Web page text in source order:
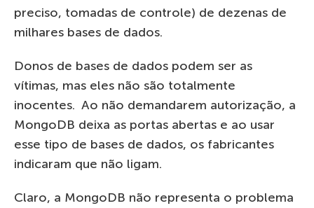
preciso, tomadas de controle) de dezenas de
milhares bases de dados.
Donos de bases de dados podem ser as
vítimas, mas eles não são totalmente
inocentes. Ao não demandarem autorização, a
MongoDB deixa as portas abertas e ao usar
esse tipo de bases de dados, os fabricantes
indicaram que não ligam.
Claro, a MongoDB não representa o problema